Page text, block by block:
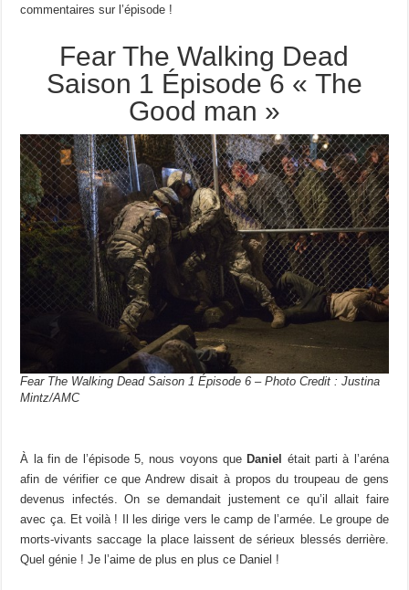
commentaires sur l’épisode !
Fear The Walking Dead
Saison 1 Épisode 6 « The
Good man »
Fear The Walking Dead Saison 1 Épisode 6 – Photo Credit : Justina
Mintz/AMC
À la fin de l’épisode 5, nous voyons que Daniel
était parti à l’aréna
afin de vérifier ce que Andrew disait à propos du troupeau de gens
devenus infectés. On se demandait justement ce qu’il allait faire
avec ça. Et voilà ! Il les dirige vers le camp de l’armée. Le groupe de
morts-vivants saccage la place laissent de sérieux blessés derrière.
Quel génie ! Je l’aime de plus en plus ce Daniel !